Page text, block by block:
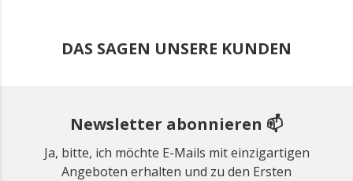
DAS SAGEN UNSERE KUNDEN
Newsletter abonnieren 📫
Ja, bitte, ich möchte E-Mails mit einzigartigen
Angeboten erhalten und zu den Ersten